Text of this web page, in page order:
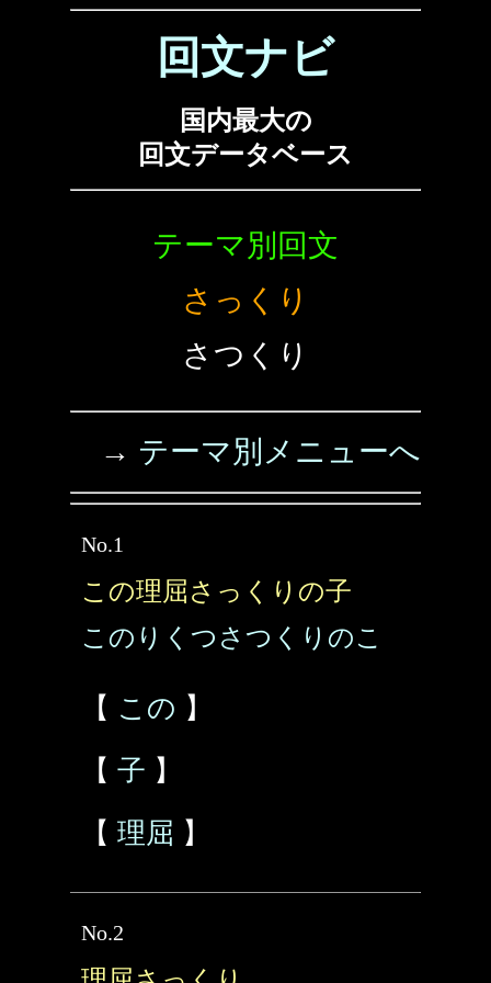
回文ナビ
国内最大の
回文データベース
テーマ別回文
さっくり
さつくり
→ テーマ別メニューへ
No.1
この理屈さっくりの子
このりくつさつくりのこ
【 この 】
【 子 】
【 理屈 】
No.2